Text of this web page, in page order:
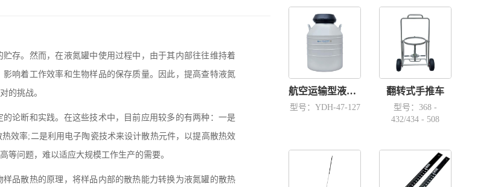
。然而，在液氮罐中使用过程中，由于其内部往往维持着
响着工作效率和生物样品的保存质量。因此，提高查特液氮
的挑战。
断和实践。在这些技术中，目前应用较多的有两种：一是
效率;二是利用电子陶瓷技术来设计散热元件，以提高散热效
等问题，难以适应大规模工作生产的需要。
散热的原理，将样品内部的散热能力转换为液氮罐的散热
航空运输型液氮容器YDH-47-127
型号：YDH-47-127
翻转式手推车
型号：368 -
432/434 - 508